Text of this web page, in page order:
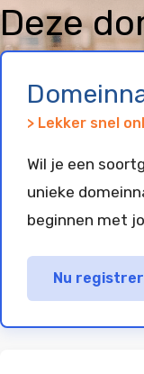
Deze
> Lekker snel
Wil je een
unieke
beginnen met
Nu